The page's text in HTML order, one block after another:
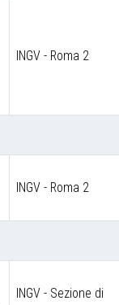
INGV - Roma 2
INGV - Roma 2
INGV - Sezione di